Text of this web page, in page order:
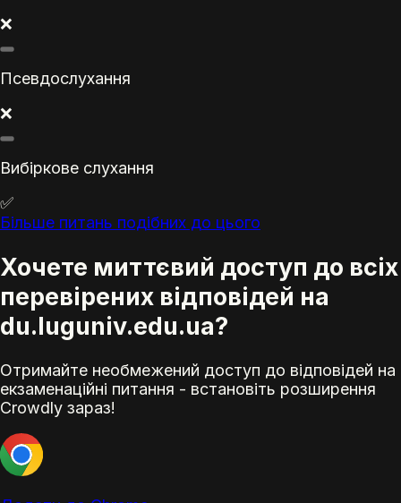
❌
Псевдослухання
❌
Вибіркове слухання
✅
Більше питань подібних до цього
Хочете миттєвий доступ до всіх
перевірених відповідей на
du.luguniv.edu.ua?
Отримайте необмежений доступ до відповідей на
екзаменаційні питання - встановіть розширення
Crowdly зараз!